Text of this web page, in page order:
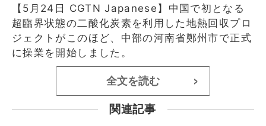
【5月24日 CGTN Japanese】中国で初となる
超臨界状態の二酸化炭素を利用した地熱回収プロ
ジェクトがこのほど、中部の河南省鄭州市で正式
に操業を開始しました。
全文を読む >
関連記事